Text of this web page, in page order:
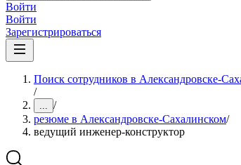
Войти
Войти
Зарегистрироваться
Поиск сотрудников в Александровске-
/
... /
резюме в Александровске-Сахалинском/
ведущий инженер-конструктор